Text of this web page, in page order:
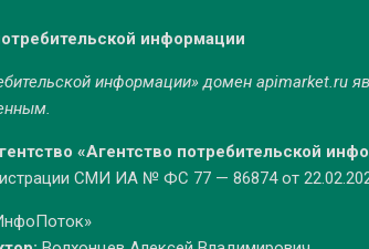
информации
информации» домен apimarket.ru
«Агентство потребительской
СМИ ИА № ФС 77 — 86874 от